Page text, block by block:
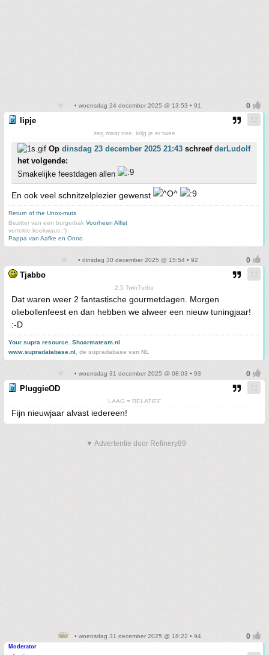
• woensdag 24 december 2025 @ 13:53 • 91
lipje
zeg maar nee, krijg je er twee
Op dinsdag 23 december 2025 21:43 schreef derLudolf
het volgende:
Smakelijke feestdagen allen
En ook veel schnitzelplezier gewenst
Return of the Unox-muts
Bezitter van een burgerbak Voorheen Alfist
verrekte koekwaus :')
Pappa van Aafke en Onno
• dinsdag 30 december 2025 @ 15:54 • 92
Tjabbo
2.5 TwinTurbo
Dat waren weer 2 fantastische gourmetdagen. Morgen
oliebollenfeest en dan hebben we alweer een nieuw tuningjaar!
:-D
Your supra resource..Shoarmateam.nl
www.supradatabase.nl, de supradabase van NL
• woensdag 31 december 2025 @ 08:03 • 93
PluggieOD
LAAG = RELATIEF
Fijn nieuwjaar alvast iedereen!
▼ Advertentie door Refinery89
• woensdag 31 december 2025 @ 18:22 • 94
Moderator